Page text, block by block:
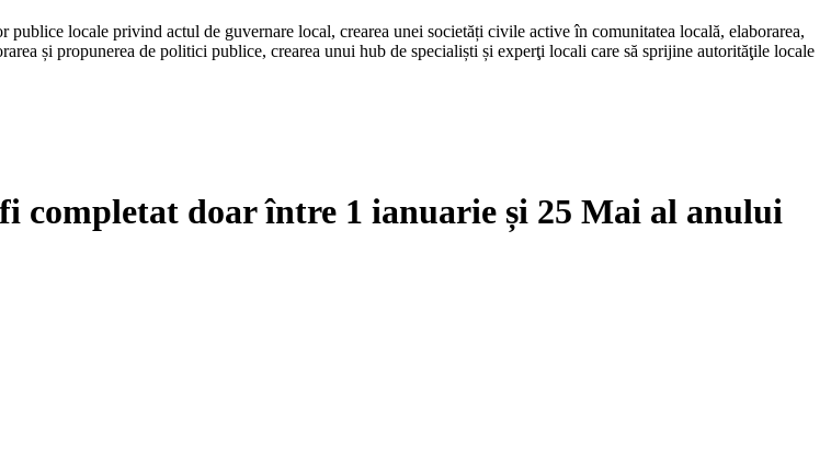
locale privind actul de guvernare local, crearea unei societăți civile active în comunitatea locală, elaborarea,
și propunerea de politici publice, crearea unui hub de specialiști și experţi locali care să sprijine autorităţile locale
completat doar între 1 ianuarie și 25 Mai al anului